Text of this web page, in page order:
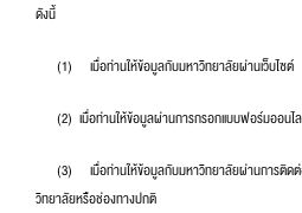
ดังนี้
(1) เมื่อท่านให้ข้อมูลกับมหาวิทยาลัยผ่านเว็บไซต์
(2) เมื่อท่านให้ข้อมูลผ่านการกรอกแบบฟอร์มออนไ
(3) เมื่อท่านให้ข้อมูลกับมหาวิทยาลัยผ่านการติดต่
วิทยาลัยหรือช่องทางปกติ